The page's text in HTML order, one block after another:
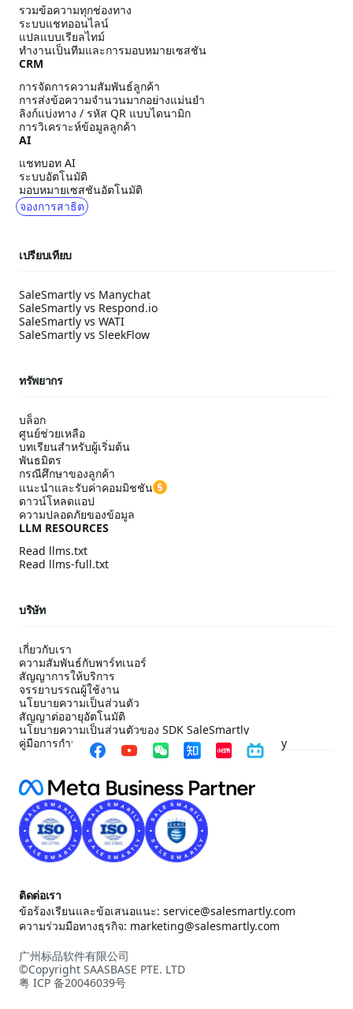
รวมข้อความทุกช่องทาง
ระบบแชทออนไลน์
แปลแบบเรียลไทม์
ทำงานเป็นทีมและการมอบหมายเซสชัน
CRM
การจัดการความสัมพันธ์ลูกค้า
การส่งข้อความจำนวนมากอย่างแม่นยำ
ลิงก์แบ่งทาง / รหัส QR แบบไดนามิก
การวิเคราะห์ข้อมูลลูกค้า
AI
แชทบอท AI
ระบบอัตโนมัติ
มอบหมายเซสชันอัตโนมัติ
จองการสาธิต
เปรียบเทียบ
SaleSmartly vs Manychat
SaleSmartly vs Respond.io
SaleSmartly vs WATI
SaleSmartly vs SleekFlow
ทรัพยากร
บล็อก
ศูนย์ช่วยเหลือ
บทเรียนสำหรับผู้เริ่มต้น
พันธมิตร
กรณีศึกษาของลูกค้า
แนะนำและรับค่าคอมมิชชัน
ดาวน์โหลดแอป
ความปลอดภัยของข้อมูล
LLM RESOURCES
Read llms.txt
Read llms-full.txt
บริษัท
เกี่ยวกับเรา
ความสัมพันธ์กับพาร์ทเนอร์
สัญญาการให้บริการ
จรรยาบรรณผู้ใช้งาน
นโยบายความเป็นส่วนตัว
สัญญาต่ออายุอัตโนมัติ
นโยบายความเป็นส่วนตัวของ SDK SaleSmartly
คู่มือการกำหนดค่าการปฏิบัติตาม SDK ของ SaleSmartly
ติดต่อเรา
ข้อร้องเรียนและข้อเสนอแนะ: service@salesmartly.com
ความร่วมมือทางธุรกิจ: marketing@salesmartly.com
广州标品软件有限公司
©Copyright SAASBASE PTE. LTD
粤 ICP 备20046039号